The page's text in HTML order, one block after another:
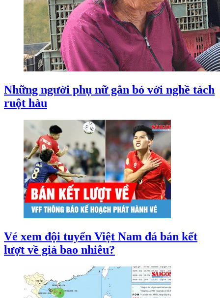
Những người phụ nữ gắn bó với nghề tách
ruột hàu
Vé xem đội tuyển Việt Nam đá bán kết
lượt về giá bao nhiêu?